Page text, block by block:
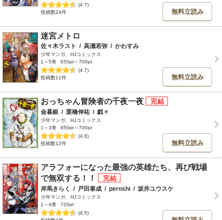
(4.7)
投稿数24件
無料立読み
迷宮メトロ
佐々木ラスト / 高瀬若弥 / かわすみ
少年マンガ、HJコミックス
1～5巻
650pt～700pt
(4.7)
投稿数11件
無料立読み
おっちゃん冒険者の千夜一夜
金暮銀 / 栗橋伸祐 / 戯々
少年マンガ、HJコミックス
1～3巻
650pt～700pt
(4.6)
投稿数12件
無料立読み
アラフォーになった最強の英雄たち、再び戦場
で無双する！！
岸馬きらく / 戸田泰成 / peroshi / 坂井ユウスケ
少年マンガ、HJコミックス
1～4巻
720pt
(4.5)